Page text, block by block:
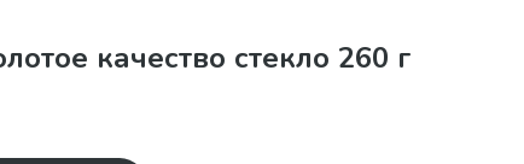
качество стекло 260 г